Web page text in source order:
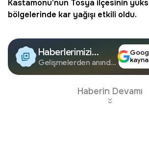
Kastamonu'nun Tosya ilçesinin
bölgelerinde kar yağışı etkili oldu.
Haberlerimizi
Google'da Takip
Edin
Gelişmelerden anında
Haberin Devamı